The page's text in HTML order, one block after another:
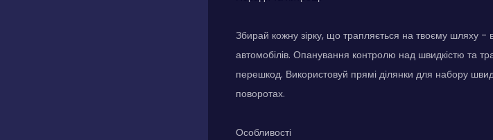
Збирай кожну зірку, що трапляється на твоєму шляху
автомобілів. Опанування контролю над швидкістю та
перешкод. Використовуй прямі ділянки для набору
поворотах.
Особливості